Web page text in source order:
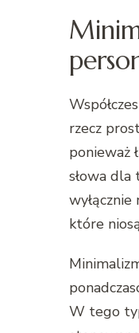
rzecz
ponieważ
słowa
które
W tego